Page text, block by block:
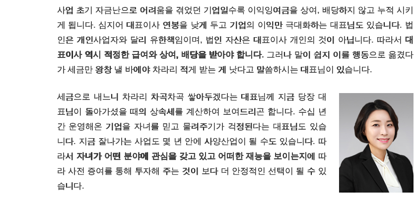
사업 초기 자금난으로 어려움을 겪었던 기업일수록 이익잉여금을 상여, 배당하지 않고 누적 시키
게 됩니다. 심지어 대표이사 연봉을 낮게 두고 기업의 이익만 극대화하는 대표님도 있습니다. 법
인은 개인사업자와 달리 유한책임이며, 법인 자산은 대표이사 개인의 것이 아닙니다. 따라서 대
표이사 역시 적정한 급여와 상여, 배당을 받아야 합니다. 그러나 말이 쉽지 이를 행동으로 옮겼다
가 세금만 왕창 낼 바에야 차라리 적게 받는 게 낫다고 말씀하시는 대표님이 있습니다.
세금으로 내느니 차라리 차곡차곡 쌓아두겠다는 대표님께 지금 당장 대
표님이 돌아가셨을 때의 상속세를 계산하여 보여드리곤 합니다. 수십 년
간 운영해온 기업을 자녀를 믿고 물려주기가 걱정된다는 대표님도 있습
니다. 지금 잘나가는 사업도 몇 년 안에 사양산업이 될 수도 있습니다. 따
라서 자녀가 어떤 분야에 관심을 갖고 있고 어떠한 재능을 보이는지 에 따
라 사전 증여를 통해 투자해 주는 것이 보다 더 안정적인 선택이 될 수 있
습니다.